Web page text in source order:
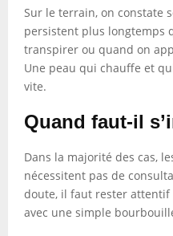
Sur le terrain, on constate
persistent plus longtemps
transpirer ou quand on
Une peau qui chauffe et
vite.
Quand faut-il
Dans la majorité des cas,
nécessitent pas de
doute, il faut rester attentif
avec une simple